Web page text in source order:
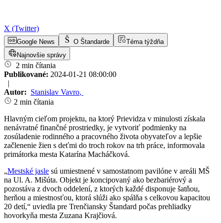
X (Twitter)
Google News O Štandarde
Téma týždňa
Najnovšie správy
2 min čítania
Publikované: 2024-01-21 08:00:00
|
Autor: Stanislav Vavro,
2 min čítania
Hlavným cieľom projektu, na ktorý Prievidza v minulosti získala
nenávratné finančné prostriedky, je vytvoriť podmienky na
zosúladenie rodinného a pracovného života obyvateľov a lepšie
začlenenie žien s deťmi do troch rokov na trh práce, informovala
primátorka mesta Katarína Macháčková.
„Mestské jasle sú umiestnené v samostatnom pavilóne v areáli MŠ
na Ul. A. Mišúta. Objekt je koncipovaný ako bezbariérový a
pozostáva z dvoch oddelení, z ktorých každé disponuje šatňou,
herňou a miestnosťou, ktorá slúži ako spálňa s celkovou kapacitou
20 detí,“ uviedla pre Trenčiansky Štandard počas prehliadky
hovorkyňa mesta Zuzana Krajčiová.